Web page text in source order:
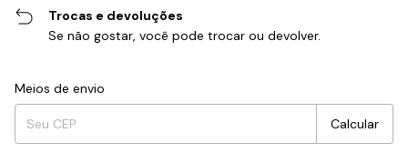
Trocas e devoluções
Se não gostar, você pode trocar ou devolver.
Entregas para o CEP:
Meios de envio
Calcular